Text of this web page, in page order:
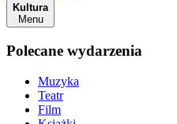
Kultura
Menu
Polecane wydarzenia
Muzyka
Teatr
Film